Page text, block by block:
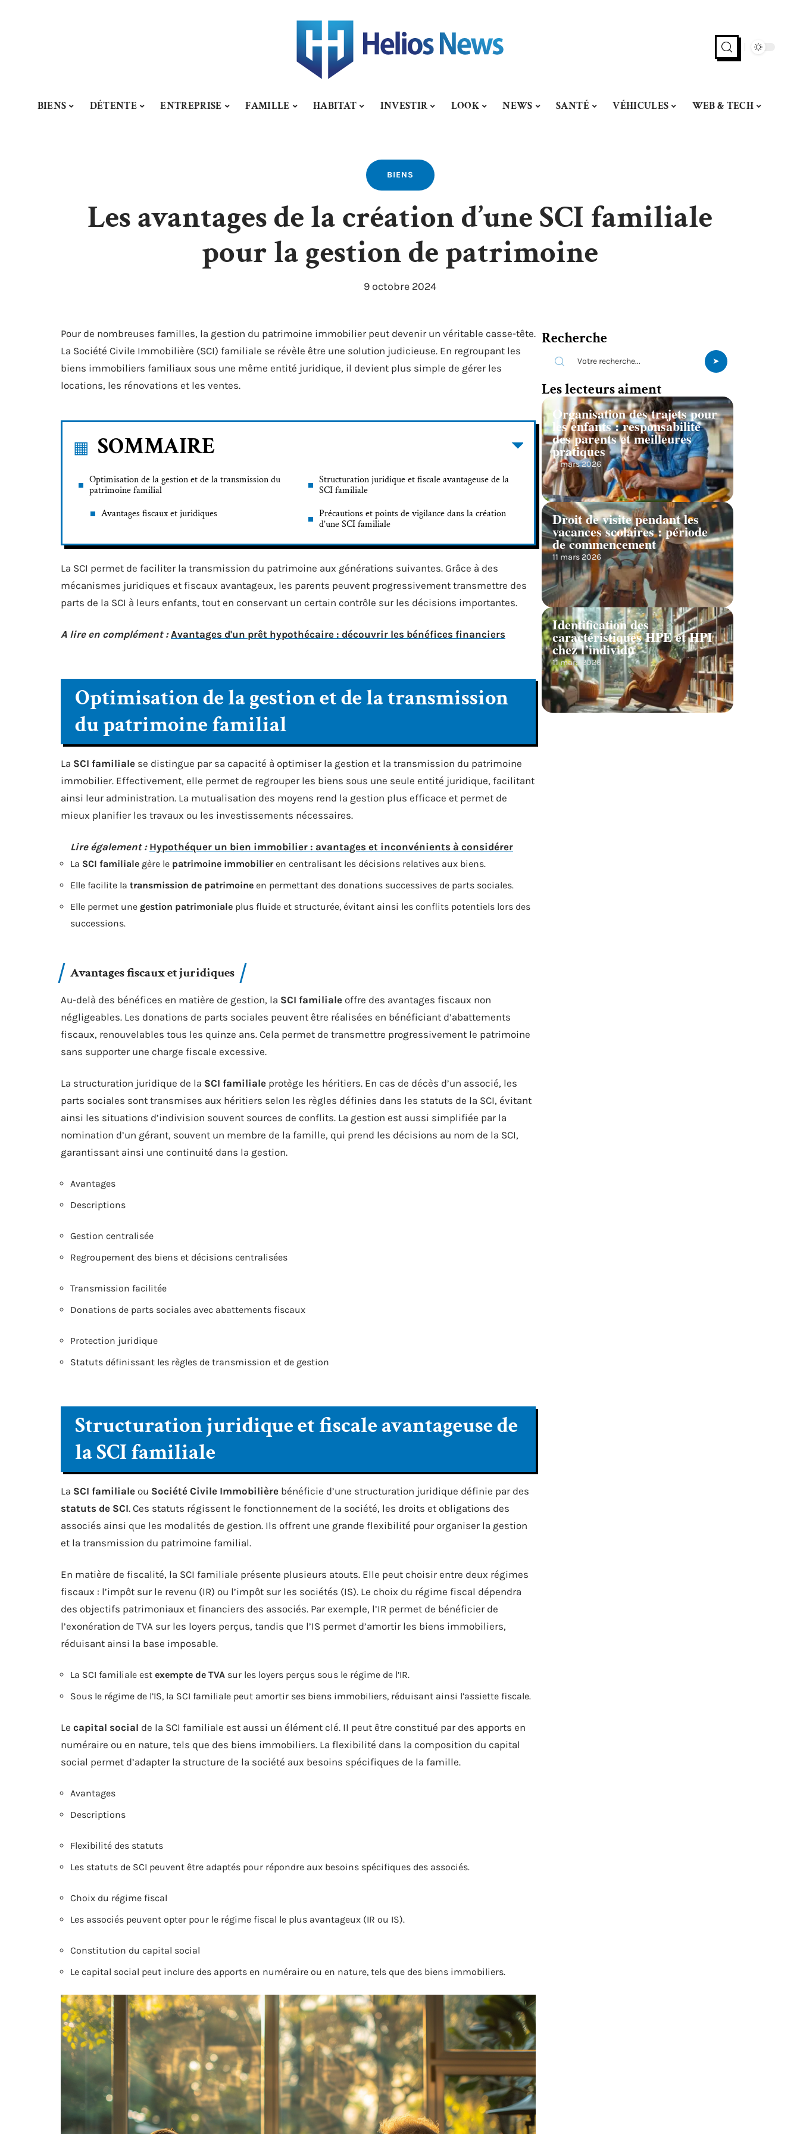
BIENS DÉTENTE ENTREPRISE FAMILLE HABITAT INVESTIR LOOK NEWS SANTÉ VÉHICULES WEB & TECH
BIENS
Les avantages de la création d’une SCI familiale
pour la gestion de patrimoine
9 octobre 2024
Pour de nombreuses familles, la gestion du patrimoine immobilier peut devenir un véritable casse-tête.
La Société Civile Immobilière (SCI) familiale se révèle être une solution judicieuse. En regroupant les
biens immobiliers familiaux sous une même entité juridique, il devient plus simple de gérer les
locations, les rénovations et les ventes.
SOMMAIRE
Optimisation de la gestion et de la transmission du
patrimoine familial
Avantages fiscaux et juridiques
Structuration juridique et fiscale avantageuse de la
SCI familiale
Précautions et points de vigilance dans la création
d’une SCI familiale
La SCI permet de faciliter la transmission du patrimoine aux générations suivantes. Grâce à des
mécanismes juridiques et fiscaux avantageux, les parents peuvent progressivement transmettre des
parts de la SCI à leurs enfants, tout en conservant un certain contrôle sur les décisions importantes.
A lire en complément : Avantages d'un prêt hypothécaire : découvrir les bénéfices financiers
Optimisation de la gestion et de la transmission
du patrimoine familial
La SCI familiale se distingue par sa capacité à optimiser la gestion et la transmission du patrimoine
immobilier. Effectivement, elle permet de regrouper les biens sous une seule entité juridique, facilitant
ainsi leur administration. La mutualisation des moyens rend la gestion plus efficace et permet de
mieux planifier les travaux ou les investissements nécessaires.
Lire également : Hypothéquer un bien immobilier : avantages et inconvénients à considérer
La SCI familiale gère le patrimoine immobilieren centralisant les décisions relatives aux biens.
Elle facilite la transmission de patrimoine en permettant des donations successives de parts sociales.
Elle permet une gestion patrimoniale plus fluide et structurée, évitant ainsi les conflits potentiels lors des
successions.
Avantages fiscaux et juridiques
Au-delà des bénéfices en matière de gestion, la SCI familiale offre des avantages fiscaux non
négligeables. Les donations de parts sociales peuvent être réalisées en bénéficiant d’abattements
fiscaux, renouvelables tous les quinze ans. Cela permet de transmettre progressivement le patrimoine
sans supporter une charge fiscale excessive.
La structuration juridique de la SCI familiale protège les héritiers. En cas de décès d’un associé, les
parts sociales sont transmises aux héritiers selon les règles définies dans les statuts de la SCI, évitant
ainsi les situations d’indivision souvent sources de conflits. La gestion est aussi simplifiée par la
nomination d’un gérant, souvent un membre de la famille, qui prend les décisions au nom de la SCI,
garantissant ainsi une continuité dans la gestion.
Avantages
Descriptions
Gestion centralisée
Regroupement des biens et décisions centralisées
Transmission facilitée
Donations de parts sociales avec abattements fiscaux
Protection juridique
Statuts définissant les règles de transmission et de gestion
Structuration juridique et fiscale avantageuse de
la SCI familiale
La SCI familiale ou Société Civile Immobilière bénéficie d’une structuration juridique définie par des
statuts de SCI. Ces statuts régissent le fonctionnement de la société, les droits et obligations des
associés ainsi que les modalités de gestion. Ils offrent une grande flexibilité pour organiser la gestion
et la transmission du patrimoine familial.
En matière de fiscalité, la SCI familiale présente plusieurs atouts. Elle peut choisir entre deux régimes
fiscaux : l’impôt sur le revenu (IR) ou l’impôt sur les sociétés (IS). Le choix du régime fiscal dépendra
des objectifs patrimoniaux et financiers des associés. Par exemple, l’IR permet de bénéficier de
l’exonération de TVA sur les loyers perçus, tandis que l’IS permet d’amortir les biens immobiliers,
réduisant ainsi la base imposable.
La SCI familiale est exempte de TVA sur les loyers perçus sous le régime de l’IR.
Sous le régime de l’IS, la SCI familiale peut amortir ses biens immobiliers, réduisant ainsi l’assiette fiscale.
Le capital social de la SCI familiale est aussi un élément clé. Il peut être constitué par des apports en
numéraire ou en nature, tels que des biens immobiliers. La flexibilité dans la composition du capital
social permet d’adapter la structure de la société aux besoins spécifiques de la famille.
Avantages
Descriptions
Flexibilité des statuts
Les statuts de SCI peuvent être adaptés pour répondre aux besoins spécifiques des associés.
Choix du régime fiscal
Les associés peuvent opter pour le régime fiscal le plus avantageux (IR ou IS).
Constitution du capital social
Le capital social peut inclure des apports en numéraire ou en nature, tels que des biens immobiliers.
Recherche
Les lecteurs aiment
Organisation des trajets pour
les enfants : responsabilité
des parents et meilleures
pratiques
11 mars 2026
Droit de visite pendant les
vacances scolaires : période
de commencement
11 mars 2026
Identification des
caractéristiques HPE et HPI
chez l’individu
11 mars 2026